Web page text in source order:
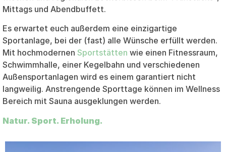
Mittags und Abendbuffett.
Es erwartet euch außerdem eine einzigartige
Sportanlage, bei der (fast) alle Wünsche erfüllt werden.
Mit hochmodernen Sportstätten wie einen Fitnessraum,
Schwimmhalle, einer Kegelbahn und verschiedenen
Außensportanlagen wird es einem garantiert nicht
langweilig. Anstrengende Sporttage können im Wellness
Bereich mit Sauna ausgeklungen werden.
Natur. Sport. Erholung.